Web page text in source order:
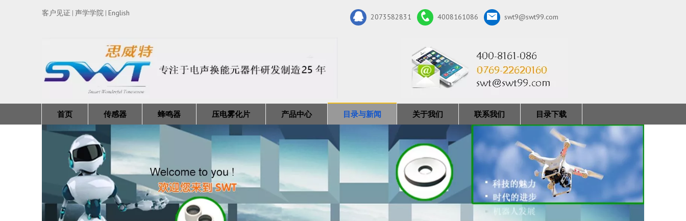
客户见证 | 声学学院 | English 2073582831 4008161086 swt9@swt99.com
首页 传感器 蜂鸣器 压电雾化片 产品中心 目录与新闻 关于我们 联系我们 目录下载